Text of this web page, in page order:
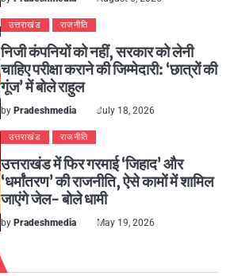
उत्तराखंड राजनीति
निजी कंपनियों को नहीं, सरकार को लेनी
चाहिए परीक्षा कराने की जिम्मेदारी: ‘छात्रों की
गूंज’ में बोले राहुल
by Pradeshmedia July 18, 2026
उत्तराखंड राजनीति
उत्तराखंड में फिर गरमाई ‘जिहाद’ और
‘धर्मांतरण’ की राजनीति, ऐसे कामों में शामिल
जाएंगे जेल- बोले धामी
by Pradeshmedia May 19, 2026